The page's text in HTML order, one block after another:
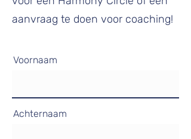
aanvraag te doen voor coaching!
Voornaam
Achternaam